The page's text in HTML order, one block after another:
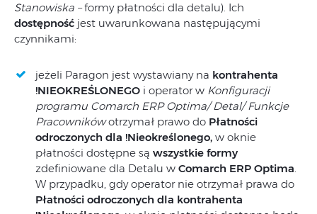
Stanowiska –formy płatności dla detalu). Ich
dostępność jest uwarunkowana następującymi
czynnikami:
jeżeli Paragon jest wystawiany na kontrahenta
!NIEOKREŚLONEGO i operator w Konfiguracji
programu Comarch ERP Optima/ Detal/ Funkcje
Pracownikówotrzymał prawo do Płatności
odroczonych dla !Nieokreślonego, w oknie
płatności dostępne są wszystkie formy
zdefiniowane dla Detalu w Comarch ERP Optima.
W przypadku, gdy operator nie otrzymał prawa do
Płatności odroczonych dla kontrahenta